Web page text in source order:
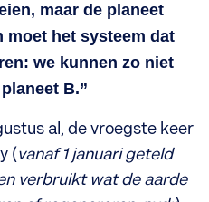
maar de planeet
moet het systeem dat
we kunnen zo niet
B.”
al, de vroegste keer
(vanaf 1 januari geteld
verbruikt wat de aarde